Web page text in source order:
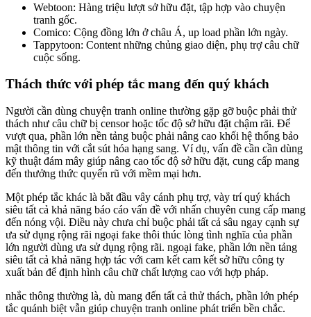
Webtoon: Hàng triệu lượt sở hữu đặt, tập hợp vào chuyện
tranh gốc.
Comico: Cộng đồng lớn ở châu Á, up load phần lớn ngày.
Tappytoon: Content những chủng giao diện, phụ trợ câu chữ
cuộc sống.
Thách thức với phép tắc mang đến quý khách
Người cần dùng chuyện tranh online thường gặp gỡ buộc phải thử
thách như câu chữ bị censor hoặc tốc độ sở hữu đặt chậm rãi. Để
vượt qua, phần lớn nền tảng buộc phải nâng cao khối hệ thống bảo
mật thông tin với cắt sút hóa hạng sang. Ví dụ, vấn đề cần cần dùng
kỹ thuật đám mây giúp nâng cao tốc độ sở hữu đặt, cung cấp mang
đến thưởng thức quyến rũ với mềm mại hơn.
Một phép tắc khác là bắt đầu vây cánh phụ trợ, vày trí quý khách
siêu tất cả khả năng báo cáo vấn đề với nhấn chuyên cung cấp mang
đến nóng vội. Điều này chưa chỉ buộc phải tất cả sâu ngay cạnh sự
ưa sử dụng rộng rãi ngoại fake thôi thúc lòng tình nghĩa của phần
lớn người dùng ưa sử dụng rộng rãi. ngoại fake, phần lớn nền tảng
siêu tất cả khả năng hợp tác với cam kết cam kết sở hữu công ty
xuất bản để định hình câu chữ chất lượng cao với hợp pháp.
nhắc thông thường là, dù mang đến tất cả thử thách, phần lớn phép
tắc quánh biệt vẫn giúp chuyện tranh online phát triển bền chắc.